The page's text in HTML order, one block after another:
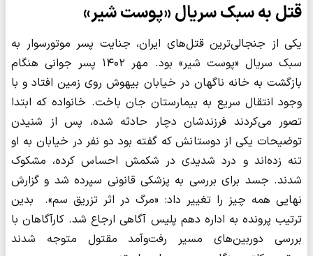
قتل به سبک سریال «پوست شیر»
یکی از جنجالی‌ترین قتل‌های ایران، جنایت پسر موتورسوار به
سبک سریال «پوست شیر» بود. مهر ۱۴۰۲ پسر جوانی هنگام
بازگشت به خانه ناگهان در خیابان بیهوش روی زمین افتاد و با
وجود انتقال سریع به بیمارستان جان باخت. خانواده که ابتدا
تصور می‌کردند فرزندشان دچار حادثه شده، پس از شنیدن
توضیحات یکی از دوستانش که گفته بود دو نفر در خیابان به او
تنه زده‌اند و درد شدیدی در شکمش احساس کرده، مشکوک
شدند. جسد برای بررسی به پزشکی قانونی سپرده شد و گزارش
نهایی همه چیز را تغییر داد: «مرگ در اثر تزریق سم». بدین
ترتیب پرونده به اداره دهم پلیس آگاهی ارجاع شد. کارآگاهان با
بررسی دوربین‌های مسیر رفت‌وآمد مقتول متوجه شدند